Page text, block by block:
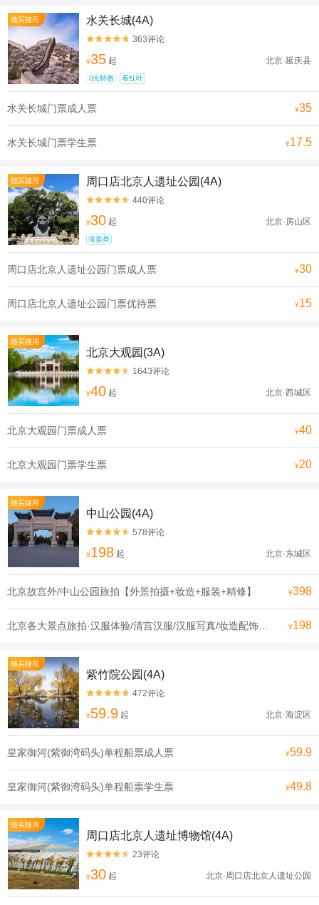
随买随用 水关长城(4A)

 363评论
¥35 起 北京·延庆县
0元特惠 看红叶
水关长城门票成人票 ¥35
水关长城门票学生票 ¥17.5
随买随用 周口店北京人遗址公园(4A)

 440评论
¥30 起 北京·房山区
涨姿势
周口店北京人遗址公园门票成人票 ¥30
周口店北京人遗址公园门票优待票 ¥15
随买随用
北京大观园(3A)

 1643评论
¥40 起 北京·西城区
北京大观园门票成人票 ¥40
北京大观园门票学生票 ¥20
随买随用
中山公园(4A)

 578评论
¥198 起 北京·东城区
北京故宫外/中山公园旅拍【外景拍摄+妆造+服装+精修】 ¥398
¥198
随买随用
紫竹院公园(4A)

 472评论
¥59.9 起 北京·海淀区
皇家御河(紫御湾码头)单程船票成人票 ¥59.9
皇家御河(紫御湾码头)单程船票学生票 ¥49.8
随买随用
周口店北京人遗址博物馆(4A)

 23评论
¥30 起 北京·周口店北京人遗址公园